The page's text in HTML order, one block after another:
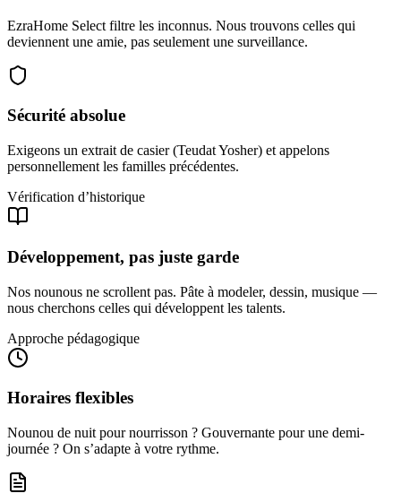
EzraHome Select filtre les inconnus. Nous trouvons celles qui
deviennent une amie, pas seulement une surveillance.
Sécurité absolue
Exigeons un extrait de casier (Teudat Yosher) et appelons
personnellement les familles précédentes.
Vérification d’historique
Développement, pas juste garde
Nos nounous ne scrollent pas. Pâte à modeler, dessin, musique —
nous cherchons celles qui développent les talents.
Approche pédagogique
Horaires flexibles
Nounou de nuit pour nourrisson ? Gouvernante pour une demi-
journée ? On s’adapte à votre rythme.